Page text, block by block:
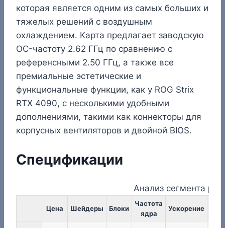
которая является одним из самых больших и
тяжелых решений с воздушным
охлаждением. Карта предлагает заводскую
OC-частоту 2.62 ГГц по сравнению с
референсными 2.50 ГГц, а также все
премиальные эстетические и
функциональные функции, как у ROG Strix
RTX 4090, с несколькими удобными
дополнениями, такими как коннекторы для
корпусных вентиляторов и двойной BIOS.
Спецификации
Анализ сегмента
Цена Шейдеры Блоки
Частота
ядра
Ускорение